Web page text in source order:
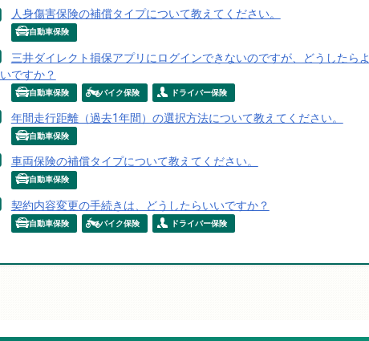
人身傷害保険の補償タイプについて教えてください。
自動車保険
三井ダイレクト損保アプリにログインできないのですが、どうしたらよ
いですか？
自動車保険 バイク保険 ドライバー保険
年間走行距離（過去1年間）の選択方法について教えてください。
自動車保険
車両保険の補償タイプについて教えてください。
自動車保険
契約内容変更の手続きは、どうしたらいいですか？
自動車保険 バイク保険 ドライバー保険